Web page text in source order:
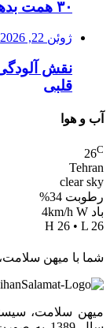
۳۰ همت بدهی تامین اجتماعی به وزارت بهداشت
ژوئن 22, 2026
نقش
قلبی
آب و هوا
26C
Tehran
clear sky
رطوبت 34%
باد 4km/h W
H 26 • L 26
شما با میهن
میهن سلامت،